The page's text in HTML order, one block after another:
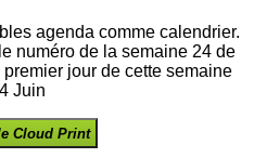
agenda comme calendrier.
numéro de la semaine 24 de
jour de cette semaine
Juin
Cloud Print